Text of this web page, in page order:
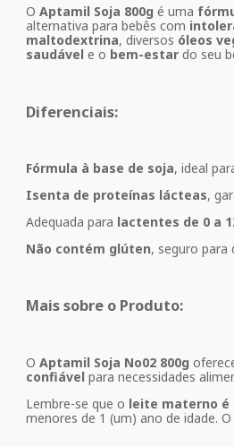
O Aptamil Soja 800g é uma
alternativa para bebês com
maltodextrina, diversos óleos
saudável e o bem-estar do seu
Diferenciais:
Fórmula à base de soja, ideal
Isenta de proteínas lácteas,
Adequada para lactentes de 0 a
Não contém glúten, seguro para
Mais sobre o Produto:
O Aptamil Soja No02 800g
confiável para necessidades
Lembre-se que o leite materno é
menores de 1 (um) ano de idade. O